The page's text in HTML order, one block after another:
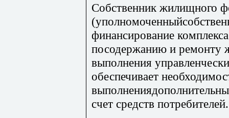
Собственник жилищного
финансирование
посодержанию и ремонту
выполнения
обеспечивает
счет средств потребителей.